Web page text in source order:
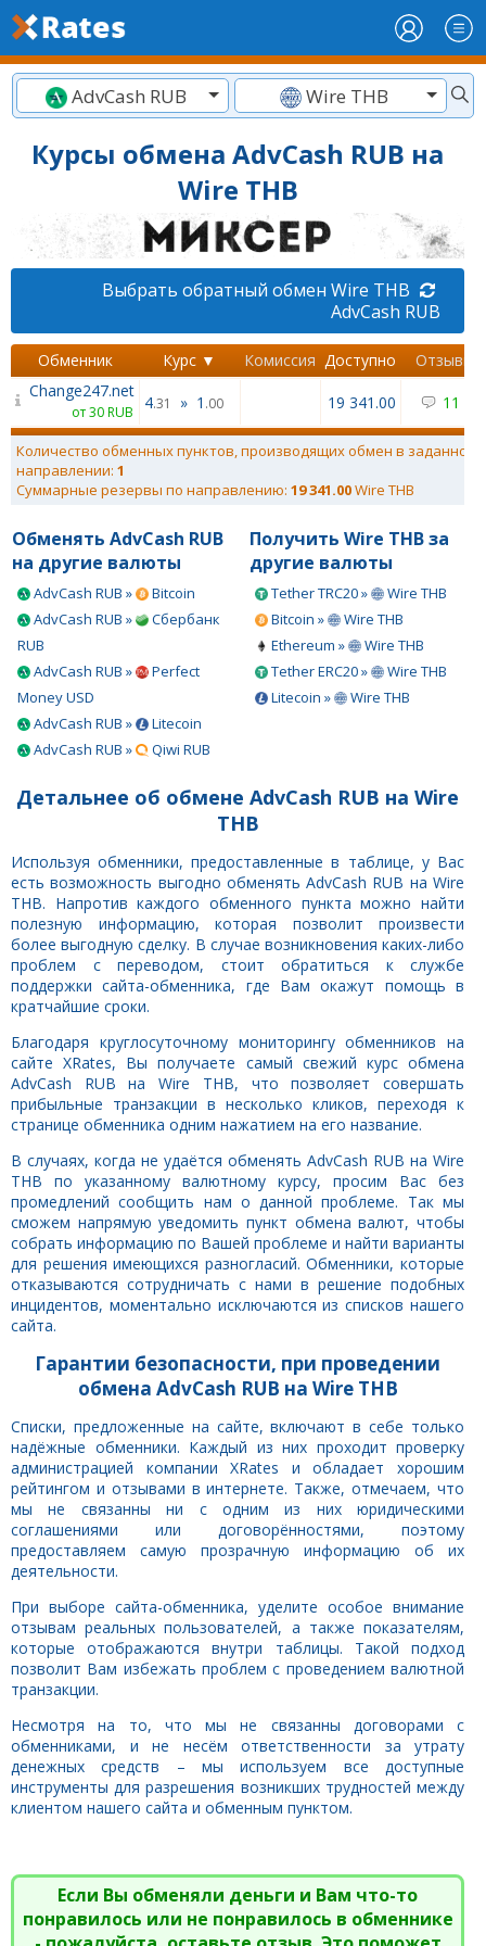
AdvCash RUB Wire THB
Курсы обмена AdvCash RUB на
Wire THB
Выбрать обратный обмен Wire THB
AdvCash RUB
Обменник Курс ▼ Комиссия Доступно
Отзывы
Change247.net
от 30 RUB 4.31 » 1 .00 19 341.00 11
Количество обменных пунктов, производящих обмен в заданном
направлении: 1
Суммарные резервы по направлению: 19 341.00Wire THB
Обменять AdvCash RUB
на другие валюты
AdvCash RUB »
Bitcoin
AdvCash RUB »
Сбербанк
RUB
AdvCash RUB »
Perfect
Money USD
AdvCash RUB »
Litecoin
AdvCash RUB »
Qiwi RUB
Получить Wire THB за
другие валюты
Tether TRC20 »
Wire THB
Bitcoin »
Wire THB
Ethereum »
Wire THB
Tether ERC20 »
Wire THB
Litecoin »
Wire THB
Детальнее об обмене AdvCash RUB на Wire
THB
Используя обменники, предоставленные в таблице, у Вас
есть возможность выгодно обменять AdvCash RUB на Wire
THB. Напротив каждого обменного пункта можно найти
полезную информацию, которая позволит произвести
более выгодную сделку. В случае возникновения каких-либо
проблем с переводом, стоит обратиться к службе
поддержки сайта-обменника, где Вам окажут помощь в
кратчайшие сроки.
Благодаря круглосуточному мониторингу обменников на
сайте XRates, Вы получаете самый свежий курс обмена
AdvCash RUB на Wire THB, что позволяет совершать
прибыльные транзакции в несколько кликов, переходя к
странице обменника одним нажатием на его название.
В случаях, когда не удаётся обменять AdvCash RUB на Wire
THB по указанному валютному курсу, просим Вас без
промедлений сообщить нам о данной проблеме. Так мы
сможем напрямую уведомить пункт обмена валют, чтобы
собрать информацию по Вашей проблеме и найти варианты
для решения имеющихся разногласий. Обменники, которые
отказываются сотрудничать с нами в решение подобных
инцидентов, моментально исключаются из списков нашего
сайта.
Гарантии безопасности, при проведении
обмена AdvCash RUB на Wire THB
Списки, предложенные на сайте, включают в себе только
надёжные обменники. Каждый из них проходит проверку
администрацией компании XRates и обладает хорошим
рейтингом и отзывами в интернете. Также, отмечаем, что
мы не связанны ни с одним из них юридическими
соглашениями или договорённостями, поэтому
предоставляем самую прозрачную информацию об их
деятельности.
При выборе сайта-обменника, уделите особое внимание
отзывам реальных пользователей, а также показателям,
которые отображаются внутри таблицы. Такой подход
позволит Вам избежать проблем с проведением валютной
транзакции.
Несмотря на то, что мы не связанны договорами с
обменниками, и не несём ответственности за утрату
денежных средств – мы используем все доступные
инструменты для разрешения возникших трудностей между
клиентом нашего сайта и обменным пунктом.
Если Вы обменяли деньги и Вам что-то
понравилось или не понравилось в обменнике